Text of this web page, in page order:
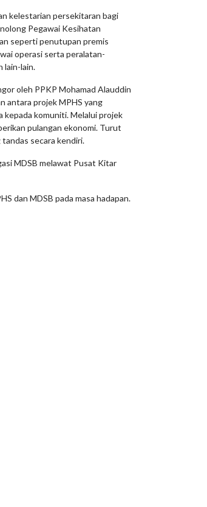
kelestarian persekitaran bagi
Pegawai Kesihatan
seperti penutupan premis
operasi serta peralatan-
lain-lain.
oleh PPKP Mohamad Alauddin
antara projek MPHS yang
kepada komuniti. Melalui projek
pulangan ekonomi. Turut
secara kendiri.
MDSB melawat Pusat Kitar
dan MDSB pada masa hadapan.